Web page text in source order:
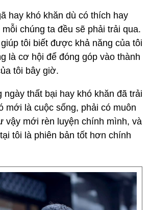
hay khó khăn dù có thích hay
chúng ta đều sẽ phải trải qua.
tôi biết được khả năng của tôi
là cơ hội để đóng góp vào thành
tôi bây giờ.
thất bại hay khó khăn đã trải
mới là cuộc sống, phải có muôn
vậy mới rèn luyện chính mình, và
tôi là phiên bản tốt hơn chính